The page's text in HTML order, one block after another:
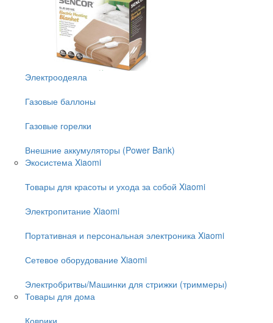
Электроодеяла
Газовые баллоны
Газовые горелки
Внешние аккумуляторы (Power Bank)
Экосистема Xiaomi
Товары для красоты и ухода за собой Xiaomi
Электропитание Xiaomi
Портативная и персональная электроника Xiaomi
Сетевое оборудование Xiaomi
Электробритвы/Машинки для стрижки (триммеры)
Товары для дома
Коврики